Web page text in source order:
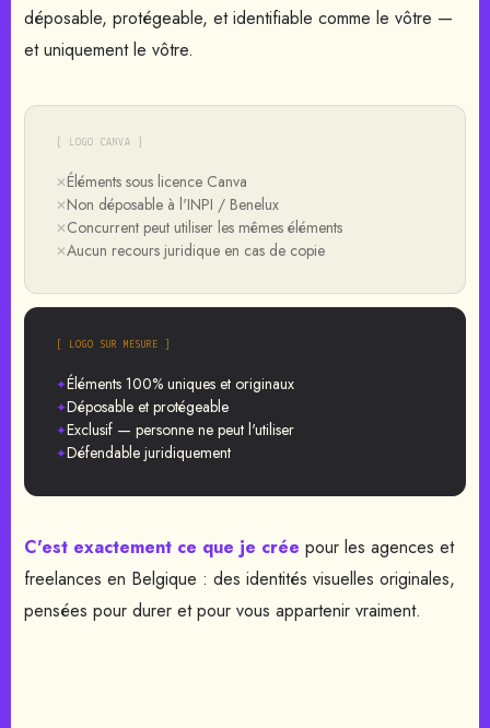
déposable, protégeable, et identifiable comme le vôtre —
et uniquement le vôtre.
[ LOGO CANVA ]
✕Éléments sous licence Canva
✕Non déposable à l'INPI / Benelux
✕Concurrent peut utiliser les mêmes éléments
✕Aucun recours juridique en cas de copie
[ LOGO SUR MESURE ]
✦Éléments 100% uniques et originaux
✦Déposable et protégeable
✦Exclusif — personne ne peut l'utiliser
✦Défendable juridiquement
C'est exactement ce que je crée pour les agences et
freelances en Belgique : des identités visuelles originales,
pensées pour durer et pour vous appartenir vraiment.